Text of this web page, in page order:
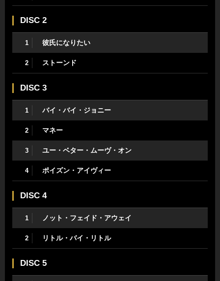
DISC 2
1 彼氏になりたい
2 ストーンド
DISC 3
1 バイ・バイ・ジョニー
2 マネー
3 ユー・ベター・ムーヴ・オン
4 ポイズン・アイヴィー
DISC 4
1 ノット・フェイド・アウェイ
2 リトル・バイ・リトル
DISC 5